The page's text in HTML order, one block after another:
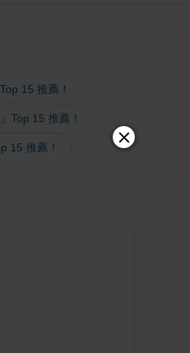
15 推薦！
Top 15 推薦！
15 推薦！